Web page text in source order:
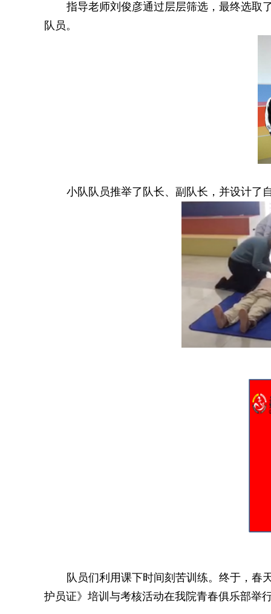
指导老师刘俊彦通过层层筛选，最终选取
队员。
小队队员推举了队长、副队长，并设计了
队员们利用课下时间刻苦训练。终于，春
护员证》培训与考核活动在我院青春俱乐部举